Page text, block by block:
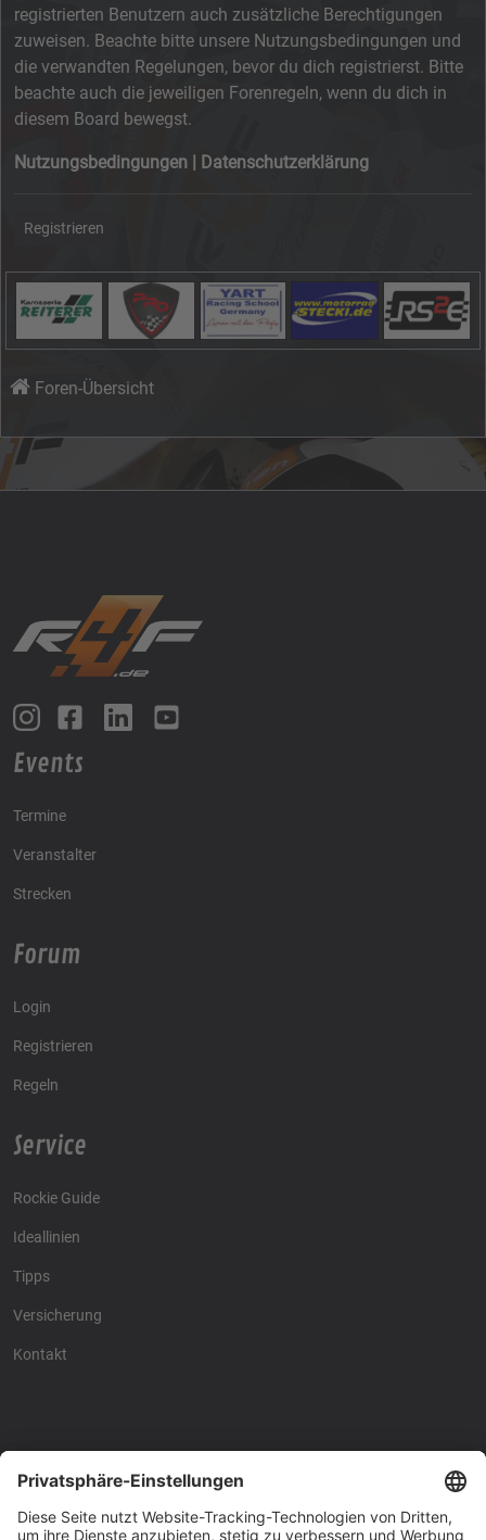
registrierten Benutzern auch zusätzliche Berechtigungen
zuweisen. Beachte bitte unsere Nutzungsbedingungen und
die verwandten Regelungen, bevor du dich registrierst. Bitte
beachte auch die jeweiligen Forenregeln, wenn du dich in
diesem Board bewegst.
Nutzungsbedingungen Datenschutzerklärung
Registrieren
Foren-Übersicht
Events
Termine
Veranstalter
Strecken
Forum
Login
Registrieren
Regeln
Service
Rockie Guide
Ideallinien
Tipps
Versicherung
Kontakt